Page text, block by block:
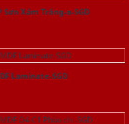
Sơn Xám Trắng-a-SGD
Laminate-SGD